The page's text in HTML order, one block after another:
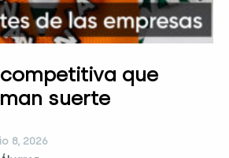
que
suerte
8, 2026